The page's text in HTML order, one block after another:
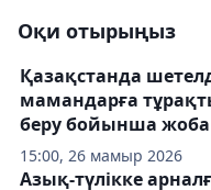
Оқи отырыңыз
15:00, 26 мамыр 2026
Қазақстанда
мамандарға
беру бойынша жоба
Азық-түлікке